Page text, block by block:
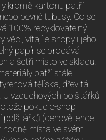
kromě kartonu patří
pevné tubusy. Co se
100% recyklovatelný
věci, vítají e-shopy i jeho
papír se prodává
a šetří místo ve skladu.
patří stále
tělíska, dřevitá
U vzduchových polštářků
pokud e-shop
polštářků (cenově lehce
místa ve svém